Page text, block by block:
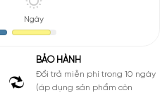
Ngày
BẢO HÀNH
Đổi trả miễn phí trong 10 ngày
(áp dụng sản phẩm còn